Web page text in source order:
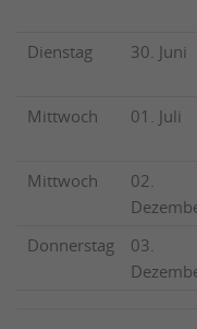
Dienstag
30. Juni
Mittwoch
01. Juli
Mittwoch
02.
Donnerstag
03.